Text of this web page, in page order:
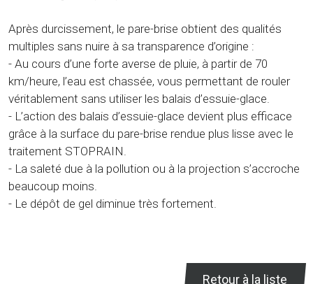
Après durcissement, le pare-brise obtient des qualités
multiples sans nuire à sa transparence d’origine :
- Au cours d’une forte averse de pluie, à partir de 70
km/heure, l’eau est chassée, vous permettant de rouler
véritablement sans utiliser les balais d’essuie-glace.
- L’action des balais d’essuie-glace devient plus efficace
grâce à la surface du pare-brise rendue plus lisse avec le
traitement STOPRAIN.
- La saleté due à la pollution ou à la projection s’accroche
beaucoup moins.
- Le dépôt de gel diminue très fortement.
Retour à la liste